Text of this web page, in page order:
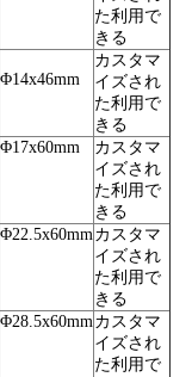
た利用で
きる
Φ14x46mm
カスタマ
イズされ
た利用で
きる
Φ17x60mm
カスタマ
イズされ
た利用で
きる
Φ22.5x60mmカスタマ
イズされ
た利用で
きる
Φ28.5x60mmカスタマ
イズされ
た利用で